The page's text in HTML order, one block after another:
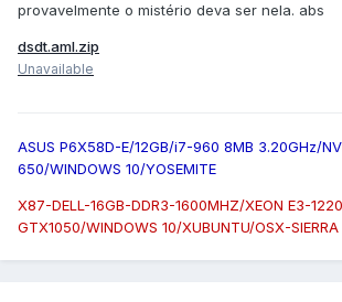
provavelmente o mistério deva ser nela. abs
dsdt.aml.zip
Unavailable
ASUS P6X58D-E/12GB/i7-960 8MB 3.20GHz/
650/WINDOWS 10/YOSEMITE
X87-DELL-16GB-DDR3-1600MHZ/XEON E3-
GTX1050/WINDOWS 10/XUBUNTU/OSX-SIERRA